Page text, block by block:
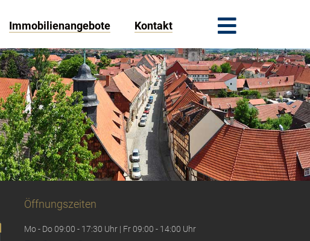
Immobilienangebote Kontakt
Öffnungszeiten
Mo - Do 09:00 - 17:30 Uhr | Fr 09:00 - 14:00 Uhr